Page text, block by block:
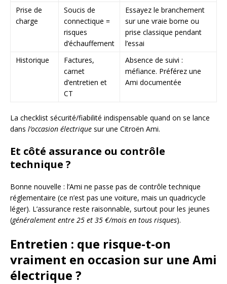
Prise de
charge
Soucis de
connectique =
risques
d’échauffement
Essayez le branchement
sur une vraie borne ou
prise classique pendant
l’essai
Historique
Factures,
carnet
d’entretien et
CT
Absence de suivi :
méfiance. Préférez une
Ami documentée
La checklist sécurité/fiabilité indispensable quand on se lance
dans l’occasion électrique sur une Citroën Ami.
Et côté assurance ou contrôle
technique ?
Bonne nouvelle : l’Ami ne passe pas de contrôle technique
réglementaire (ce n’est pas une voiture, mais un quadricycle
léger). L’assurance reste raisonnable, surtout pour les jeunes
(généralement entre 25 et 35 €/mois en tous risques).
Entretien : que risque-t-on
vraiment en occasion sur une Ami
électrique ?